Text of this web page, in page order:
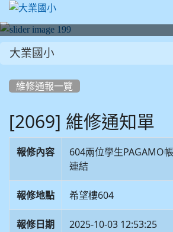
大業國小
維修通報一覽
[2069] 維修通知單
報修內容
604兩位學生PAGAMO
連結
報修地點 希望樓604
報修日期 2025-10-03 12:53:25